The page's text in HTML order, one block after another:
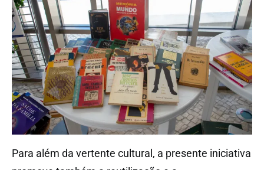
Para além da vertente cultural, a presente iniciativa